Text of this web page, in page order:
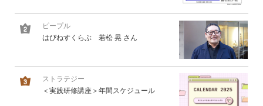
ピープル
はぴねすくらぶ 若松 晃 さん
ストラテジー
＜実践研修講座＞年間スケジュール